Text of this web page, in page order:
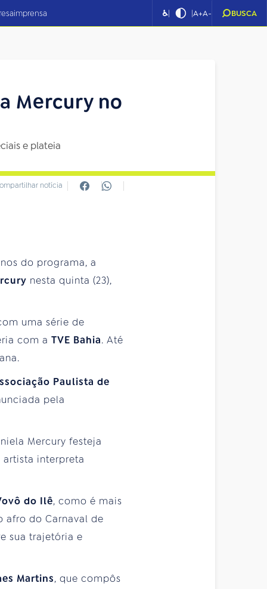
imprensa ♿| |A+A- BUSCA
Mercury no
e plateia
notícia
do programa, a
nesta quinta (23),
uma série de
com a TVE Bahia. Até
Paulista de
pela
Mercury festeja
artista interpreta
do Ilê, como é mais
afro do Carnaval de
sua trajetória e
Martins, que compôs